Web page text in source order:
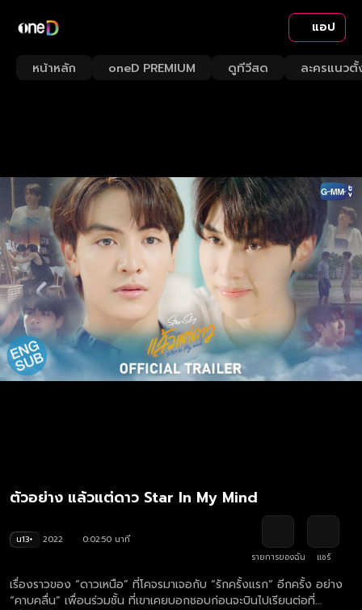
แอป
หน้าหลัก oneD PREMIUM ดูทีวีสด ละครแนวตั้
ตัวอย่าง แล้วแต่ดาว Star In My Mind
น13+ 2022
0:02:50 นาที
รายการของฉัน
แชร์
เรื่องราวของ “ดาวเหนือ” ที่โคจรมาเจอกับ “รักครั้งแรก” อีกครั้ง อย่าง
“คาบคลื่น” เพื่อนร่วมชั้น ที่เขาเคยบอกชอบก่อนจะบินไปเรียนต่อที่